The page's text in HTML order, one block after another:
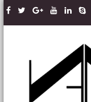
Skip to content